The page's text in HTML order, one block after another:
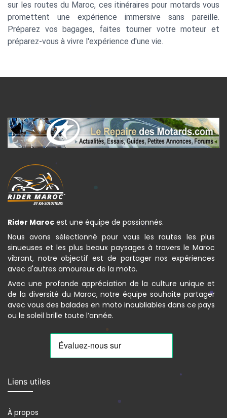
sur les routes du Maroc, ces itinéraires pour motards vous
promettent une expérience immersive sans pareille.
Préparez vos bagages, faites tourner votre moteur et
préparez-vous à vivre l'expérience d'une vie.
Rider Maroc est une équipe de passionnés.
Nous avons sélectionné pour vous les routes les plus
sinueuses et les plus beaux paysages à travers le Maroc
vibrant, notre objectif est de partager nos expériences
avec d'autres amoureux de la moto.
Avec une profonde appréciation de la culture unique et
de la diversité du Maroc, notre équipe souhaite partager
avec vous des balades en moto inoubliables dans ce pays
ou le soleil brille toute l’année.
Liens utiles
À propos